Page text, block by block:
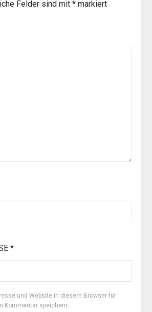
Felder sind mit *markiert
*
und Website in diesem Browser für
Kommentar speichern.